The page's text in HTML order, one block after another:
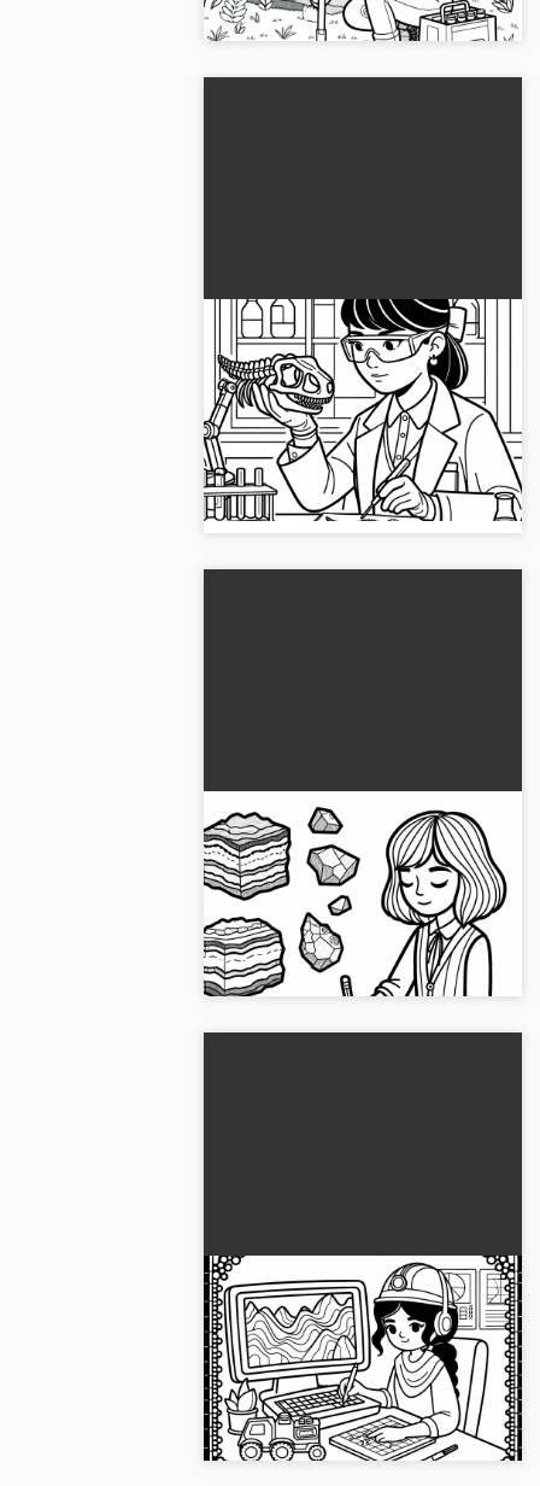
Geologen analyserer
fossiler på laboratoriet –
Fargeleggingsbilde gratis
Oppdag vårt gratis fargeleggingsark
av en geolog i laboratoriet med et
fossil. Last det ned nå og fargelegg
det!...
Geologen tegner bergarter i
notatboken,
fargeleggingsmal gratis
Bli kreativ med denne
fargeleggingsmalen av geologen!
Last ned gratis og farg online...
Geologen lager geologisk
kart på datamaskin – Gratis
tegneside
Interessant fargelegging av en
geolog ved datamaskinen. Last ned
bildet gratis nå og fargelegg det!...